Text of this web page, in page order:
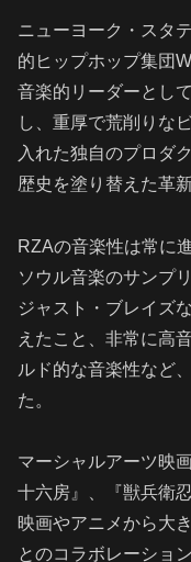
ニューヨーク・スタ
的ヒップホップ集団
音楽的リーダーとし
し、重厚で荒削りな
入れた独自のプロダ
歴史を塗り替えた革新
RZAの音楽性は常に
ソウル音楽のサンプ
ジャスト・ブレイズ
えたこと、非常に高
ルド的な音楽性など
た。
マーシャルアーツ映
十六房』、『獣兵衛
映画やアニメから大
とのコラボレーショ